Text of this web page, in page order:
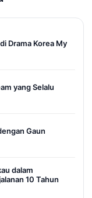
Drama Korea My
yang Selalu
Gaun
dalam
10 Tahun